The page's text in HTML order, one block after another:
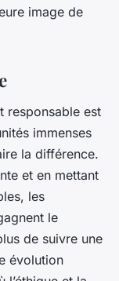
image de
responsable est
immenses
la différence.
et en mettant
les
le
de suivre une
évolution